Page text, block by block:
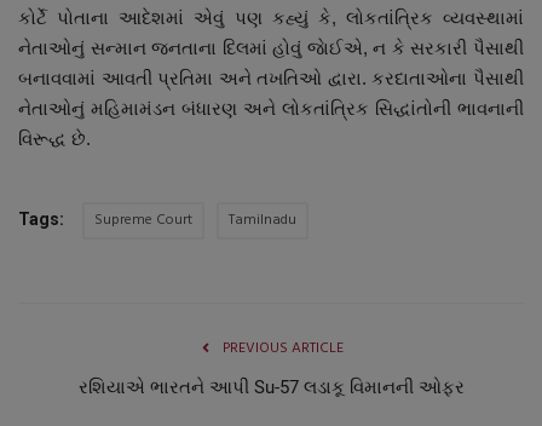
કોર્ટે પોતાના આદેશમાં એવું પણ કહ્યું કે, લોકતાંત્રિક વ્યવસ્થામાં
નેતાઓનું સન્માન જનતાના દિલમાં હોવું જાેઈએ, ન કે સરકારી પૈસાથી
બનાવવામાં આવતી પ્રતિમા અને તખતિઓ દ્વારા. કરદાતાઓના પૈસાથી
નેતાઓનું મહિમામંડન બંધારણ અને લોકતાંત્રિક સિદ્ધાંતોની ભાવનાની
વિરૂદ્ધ છે.
Tags: Supreme Court Tamilnadu
PREVIOUS ARTICLE
રશિયાએ ભારતને આપી Su-57 લડાકૂ વિમાનની ઓફર